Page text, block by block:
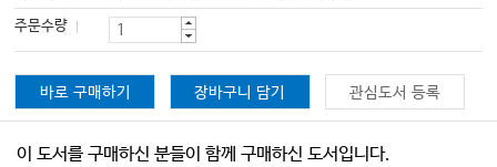
주문수량
바로 구매하기 장바구니 담기 관심도서 등록
이 도서를 구매하신 분들이 함께 구매하신 도서입니다.